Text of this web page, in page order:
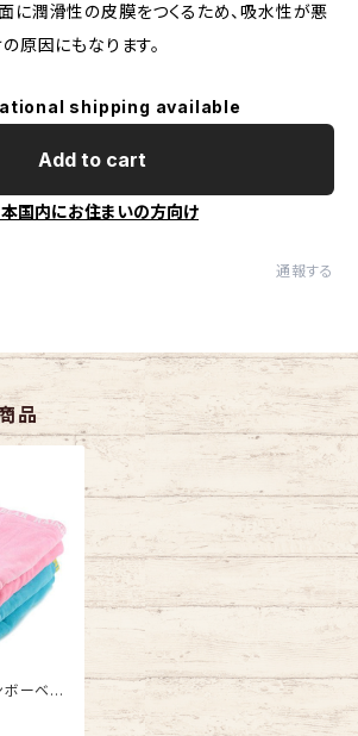
に潤滑性の皮膜をつくるため、吸水性が悪
原因にもなります。
shipping available
Add to cart
国内にお住まいの方向け
通報する
品
ボーベア
昼寝に